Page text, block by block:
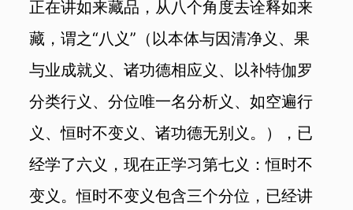
正在讲如来藏品，从八个角度去诠释如来
藏，谓之“八义”（以本体与因清净义、果
与业成就义、诸功德相应义、以补特伽罗
分类行义、分位唯一名分析义、如空遍行
义、恒时不变义、诸功德无别义。），已
经学了六义，现在正学习第七义：恒时不
变义。恒时不变义包含三个分位，已经讲